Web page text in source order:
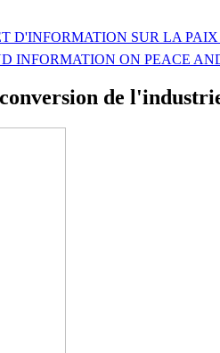
D'INFORMATION SUR LA
INFORMATION ON PEACE
de